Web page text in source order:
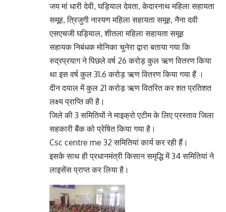
जय मां धारी देवी, घड़ियाल देवता, केदारनाथ महिला सहायता
समूह, त्रिजुगी नारयण महिला सहायता समूह, नैना दवी
एसएचजी घड़ियाल, शीतला महिला सहायता समूह
सहायक निबंधक मोनिका चुनेरा द्वारा बताया गया कि
रुद्रप्रयाग ने पिछले वर्ष 26 करोड़ कुल ऋण वितरण किया
था इस वर्ष कुल 31.6 करोड़ ऋण वितरण किया गया हैं ।
दीन दयाल में कुल 21 करोड़ ऋण वितरित कर शत प्रतिशत
लक्ष्य प्राप्ति की है।
जिले की 3 समितियों ने माइक्रो एटीम के लिए प्रस्ताव जिला
सहकारी बैंक को प्रेषित किया गया है।
Csc centre me 32 समितियां कार्य कर रही हैं।
इसके साथ ही प्रधानमंत्री किसान समृद्धि में 34 समितियां ने
लाइसेंस प्राप्त कर लिया है।